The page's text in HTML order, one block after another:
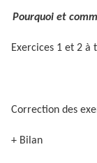
Pourquoi et
Exercices 1 et 2
Correction des
+ Bilan